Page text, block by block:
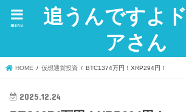
追うんですよ
アさん
menu
HOME 仮想通貨投資 BTC1374万円！XRP294円！
2025.12.24